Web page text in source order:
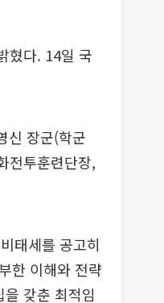
혔다. 14일 국
신 장군(학군
전투훈련단장,
태세를 공고히
한 이해와 전략
갖춘 최적임